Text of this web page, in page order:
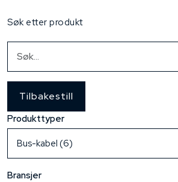
Søk etter produkt
Tilbakestill
Produkttyper
Bransjer